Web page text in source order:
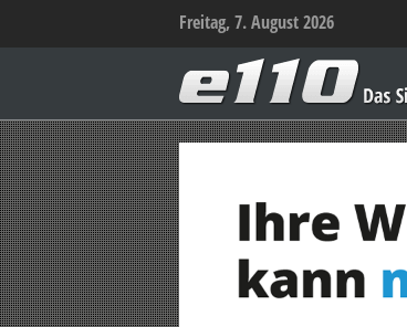
Freitag, 7. August 2026
–
Das
Sicherheitsportal